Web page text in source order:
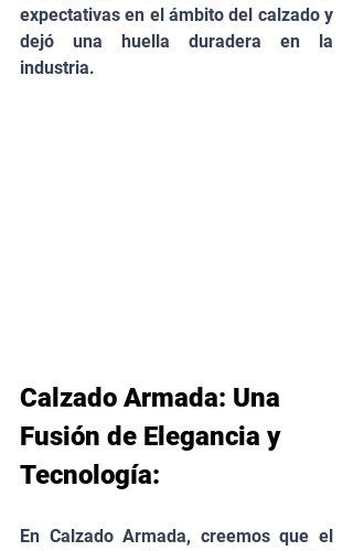
expectativas en el ámbito del calzado y
dejó una huella duradera en la
industria.
Calzado Armada: Una
Fusión de Elegancia y
Tecnología:
En Calzado Armada, creemos que el